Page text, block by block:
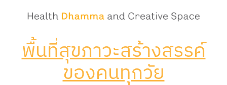
พื้นที่สุขภาวะสร้างสรรค์
ของคนทุกวัย